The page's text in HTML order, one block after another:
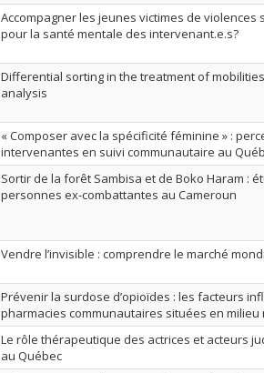
Accompagner les jeunes victimes de
pour la santé mentale des intervenant.e.s?
Differential sorting in the treatment of
analysis
« Composer avec la spécificité féminine » :
intervenantes en suivi communautaire au
Sortir de la forêt Sambisa et de Boko Haram :
personnes ex-combattantes au Cameroun
Vendre l’invisible : comprendre le marché
Prévenir la surdose d’opioïdes : les facteurs
pharmacies communautaires situées en milieu
Le rôle thérapeutique des actrices et acteurs
au Québec